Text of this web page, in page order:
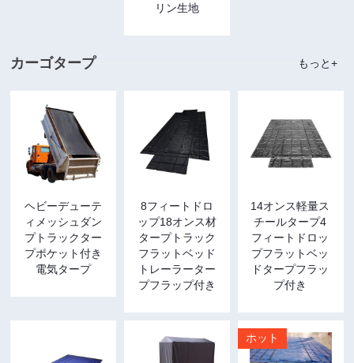
リン生地
カーゴタープ もっと+
ヘビーデューテ
ィメッシュダン
プトラックター
プポケット付き
電気タープ
8フィートドロ
ップ18オンス材
タープトラック
フラットベッド
トレーラーター
プフラップ付き
14オンス軽量ス
チールタープ4
フィートドロッ
プフラットベッ
ドタープフラッ
プ付き
ホット